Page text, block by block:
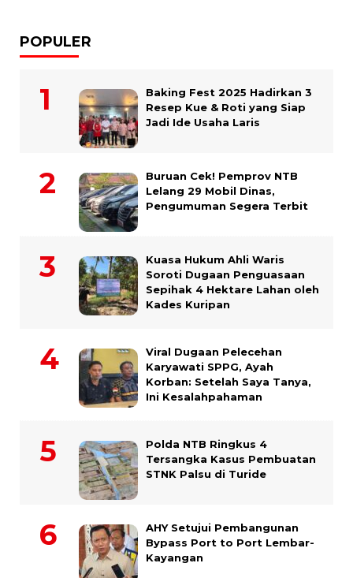
POPULER
Baking Fest 2025 Hadirkan 3
Resep Kue & Roti yang Siap
Jadi Ide Usaha Laris
Buruan Cek! Pemprov NTB
Lelang 29 Mobil Dinas,
Pengumuman Segera Terbit
Kuasa Hukum Ahli Waris
Soroti Dugaan Penguasaan
Sepihak 4 Hektare Lahan oleh
Kades Kuripan
Viral Dugaan Pelecehan
Karyawati SPPG, Ayah
Korban: Setelah Saya Tanya,
Ini Kesalahpahaman
Polda NTB Ringkus 4
Tersangka Kasus Pembuatan
STNK Palsu di Turide
AHY Setujui Pembangunan
Bypass Port to Port Lembar-
Kayangan